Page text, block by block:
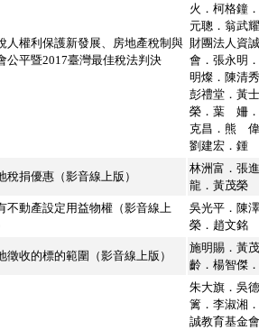
人權利保護新發展、房地產稅制與
公平暨2017臺灣最佳稅法判決
火．柯格鐘
元聰．翁武
財團法人資
會．張永明
明燦．陳清
彭禮堂．黃
榮．葉 姍
克昌．熊
劉建宏．鍾
稅捐優惠（影音線上版）
林洲富．張
龍．黃茂榮
不動產設定用益物權（影音線上
吳光平．陳
榮．趙文銘
徵收的標的範圍（影音線上版）
施明賜．黃
齡．楊智傑
朱大旗．吳
篱．李淑湘
誠教育基金